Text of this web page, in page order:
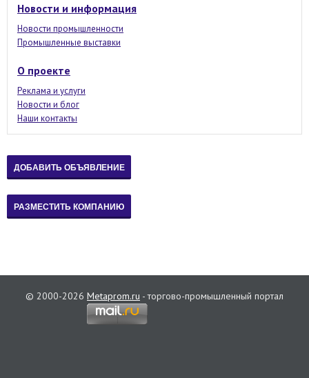
Новости и информация
Новости промышленности
Промышленные выставки
О проекте
Реклама и услуги
Новости и блог
Наши контакты
© 2000-2026 Metaprom.ru - торгово-промышленный портал